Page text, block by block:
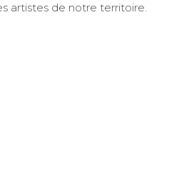
artistes de notre territoire.